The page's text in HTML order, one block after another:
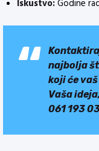
Iskustvo:Godine
najbolja
koji će
Vaša
061 193